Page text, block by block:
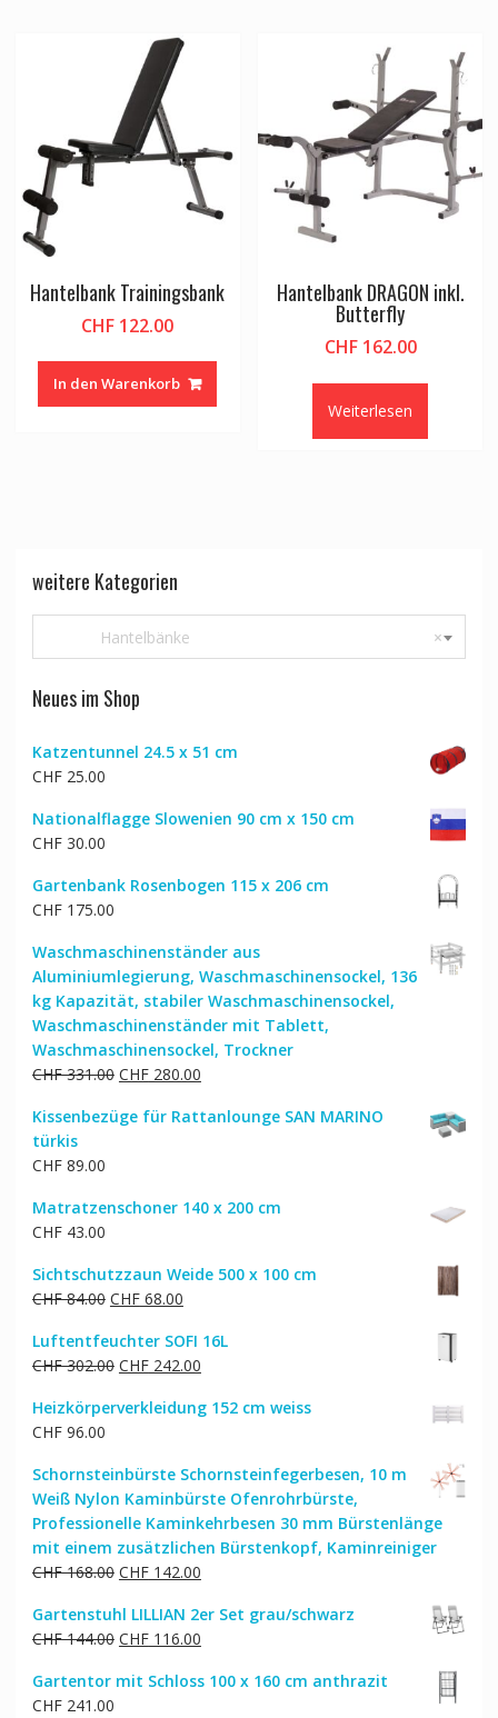
Hantelbank Trainingsbank
CHF 122.00
In den Warenkorb
Hantelbank DRAGON inkl.
Butterfly
CHF162.00
Weiterlesen
weitere Kategorien
×
Hantelbänke
Neues im Shop
Katzentunnel 24.5 x 51 cm
CHF25.00
Nationalflagge Slowenien 90 cm x 150 cm
CHF30.00
Gartenbank Rosenbogen 115 x 206 cm
CHF175.00
Waschmaschinenständer aus
Aluminiumlegierung, Waschmaschinensockel, 136
kg Kapazität, stabiler Waschmaschinensockel,
Waschmaschinenständer mit Tablett,
Waschmaschinensockel, Trockner
CHF331.00 Ursprünglicher
war:
CHF280.00Aktueller
ist:
Kissenbezüge für Rattanlounge SAN MARINO
türkis
CHF89.00
Matratzenschoner 140 x 200 cm
CHF43.00
Sichtschutzzaun Weide 500 x 100 cm
CHF84.00 Ursprünglicher
war:
CHF 84.00
CHF68.00Aktueller
ist:
CHF 68.00.
Luftentfeuchter SOFI 16L
CHF302.00 Ursprünglicher
war:
CHF242.00Aktueller
ist:
Heizkörperverkleidung 152 cm weiss
CHF96.00
Schornsteinbürste Schornsteinfegerbesen, 10 m
Weiß Nylon Kaminbürste Ofenrohrbürste,
Professionelle Kaminkehrbesen 30 mm Bürstenlänge
mit einem zusätzlichen Bürstenkopf, Kaminreiniger
CHF168.00 Ursprünglicher
war:
CHF 168.00
CHF142.00Aktueller
ist:
CHF 142.00.
Gartenstuhl LILLIAN 2er Set grau/schwarz
CHF144.00 Ursprünglicher
war:
CHF116.00Aktueller
ist:
Gartentor mit Schloss 100 x 160 cm anthrazit
CHF241.00